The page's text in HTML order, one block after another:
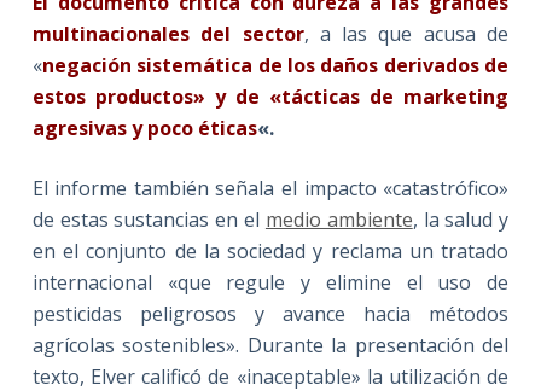
multinacionales del sector, a las que acusa de
«negación sistemática de los daños derivados de
estos productos» y de «tácticas de marketing
agresivas y poco éticas«.
El informe también señala el impacto «catastrófico»
de estas sustancias en el medio ambiente, la salud y
en el conjunto de la sociedad y reclama un tratado
internacional «que regule y elimine el uso de
pesticidas peligrosos y avance hacia métodos
agrícolas sostenibles». Durante la presentación del
texto, Elver calificó de «inaceptable» la utilización de